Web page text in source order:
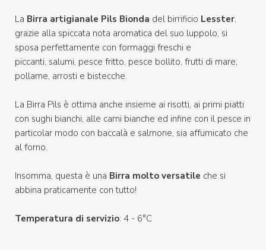
La Birra artigianale Pils Bionda del birrificio Lesster,
grazie alla spiccata nota aromatica del suo luppolo, si
sposa perfettamente con formaggi freschi e
piccanti, salumi, pesce fritto, pesce bollito, frutti di mare,
pollame, arrosti e bistecche.
La Birra Pils è ottima anche insieme ai risotti, ai primi piatti
con sughi bianchi, alle carni bianche ed infine con il pesce in
particolar modo con baccalà e salmone, sia affumicato che
al forno.
Insomma, questa è una Birra molto versatile che si
abbina praticamente con tutto!
Temperatura di servizio: 4 - 6°C